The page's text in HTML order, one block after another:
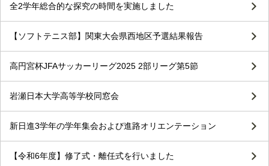
全2学年総合的な探究の時間を実施しました
【ソフトテニス部】関東大会県西地区予選結果報告
高円宮杯JFAサッカーリーグ2025 2部リーグ第5節
岩瀬日本大学高等学校同窓会
新日進3学年の学年集会および進路オリエンテーション
【令和6年度】修了式・離任式を行いました